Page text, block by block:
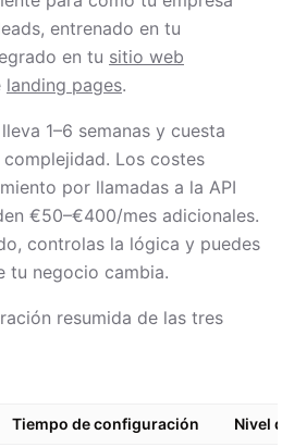
entrenado en tu
en tu sitio web
landing pages.
1–6 semanas y cuesta
Los costes
por llamadas a la API
€50–€400/mes adicionales.
controlas la lógica y puedes
tu negocio cambia.
resumida de las tres
Tiempo de configuración Nivel